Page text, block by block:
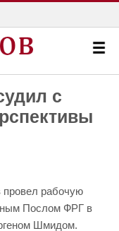
с
провел рабочую
Послом ФРГ в
Шмидом.